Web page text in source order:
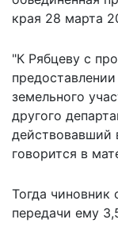
края 28 марта
"К Рябцеву с
земельного
другого
действовавший
говорится в
Тогда
передачи ему